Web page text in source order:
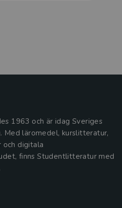
1963 och är idag Sveriges
Med läromedel, kurslitteratur,
digitala
finns Studentlitteratur med